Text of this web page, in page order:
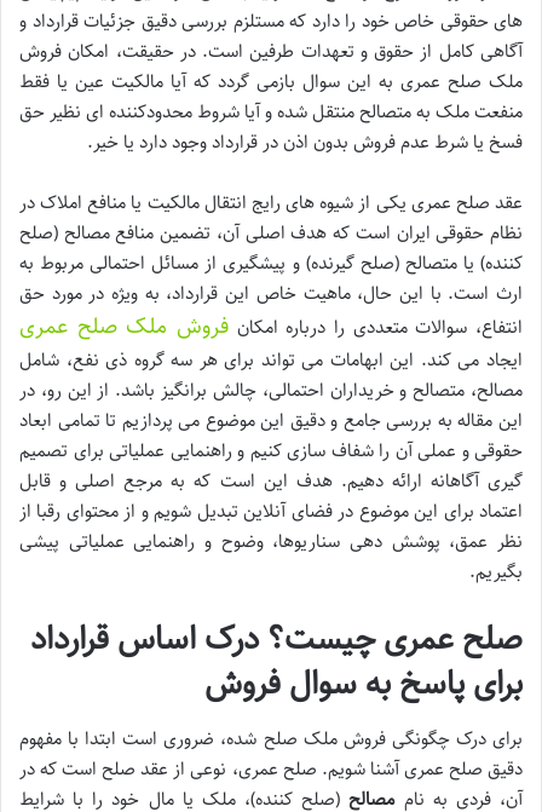
های حقوقی خاص خود را دارد که مستلزم بررسی دقیق جزئیات قرارداد و
آگاهی کامل از حقوق و تعهدات طرفین است. در حقیقت، امکان فروش
ملک صلح عمری به این سوال بازمی گردد که آیا مالکیت عین یا فقط
منفعت ملک به متصالح منتقل شده و آیا شروط محدودکننده ای نظیر حق
فسخ یا شرط عدم فروش بدون اذن در قرارداد وجود دارد یا خیر.
عقد صلح عمری یکی از شیوه های رایج انتقال مالکیت یا منافع املاک در
نظام حقوقی ایران است که هدف اصلی آن، تضمین منافع مصالح (صلح
کننده) یا متصالح (صلح گیرنده) و پیشگیری از مسائل احتمالی مربوط به
ارث است. با این حال، ماهیت خاص این قرارداد، به ویژه در مورد حق
انتفاع، سوالات متعددی را درباره امکان فروش ملک صلح عمری
ایجاد می کند. این ابهامات می تواند برای هر سه گروه ذی نفع، شامل
مصالح، متصالح و خریداران احتمالی، چالش برانگیز باشد. از این رو، در
این مقاله به بررسی جامع و دقیق این موضوع می پردازیم تا تمامی ابعاد
حقوقی و عملی آن را شفاف سازی کنیم و راهنمایی عملیاتی برای تصمیم
گیری آگاهانه ارائه دهیم. هدف این است که به مرجع اصلی و قابل
اعتماد برای این موضوع در فضای آنلاین تبدیل شویم و از محتوای رقبا از
نظر عمق، پوشش دهی سناریوها، وضوح و راهنمایی عملیاتی پیشی
بگیریم.
صلح عمری چیست؟ درک اساس قرارداد
برای پاسخ به سوال فروش
برای درک چگونگی فروش ملک صلح شده، ضروری است ابتدا با مفهوم
دقیق صلح عمری آشنا شویم. صلح عمری، نوعی از عقد صلح است که در
آن، فردی به ناممصالح(صلح کننده)، ملک یا مال خود را با شرایط